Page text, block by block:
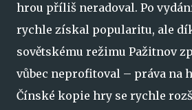
hrou příliš neradoval. Po
rychle získal popularitu, ale
sovětskému režimu Pažitnov
vůbec neprofitoval – práva na
Čínské kopie hry se rychle